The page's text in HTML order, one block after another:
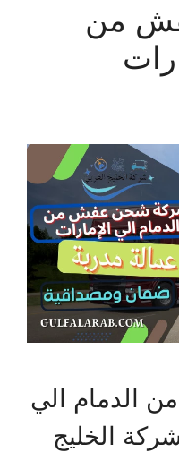
من
الدمام الي
الخليج